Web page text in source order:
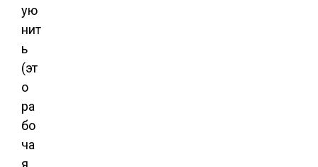
ую
нит
ь
(эт
о
ра
бо
ча
я